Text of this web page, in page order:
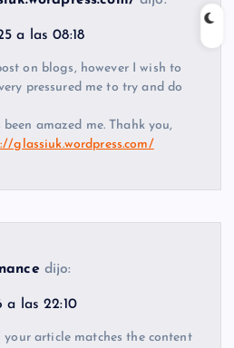
a las 08:18
on blogs, however I wish to
pressured me to try and do
amazed me. Thahk you,
glassiuk.wordpress.com/
dijo:
a las 22:10
your article matches the content